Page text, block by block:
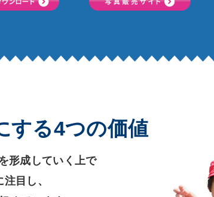
する4つの価値
形成していく上で
目し、